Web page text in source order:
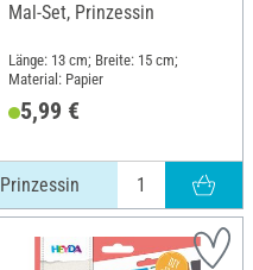
Mal-Set, Prinzessin
Länge: 13 cm; Breite: 15 cm;
Material: Papier
5,99 €
Prinzessin